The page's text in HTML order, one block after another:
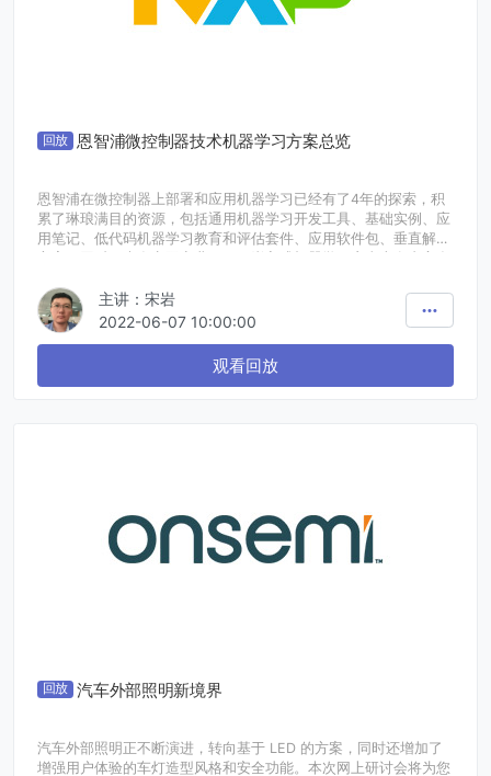
回放 恩智浦微控制器技术机器学习方案总览
恩智浦在微控制器上部署和应用机器学习已经有了4年的探索，积
累了琳琅满目的资源，包括通用机器学习开发工具、基础实例、应
用笔记、低代码机器学习教育和评估套件、应用软件包、垂直解决
理，使大家能更快捷高效地选择和使用合适的开发资源，使自己基
于恩智浦的嵌入式机器学习项目事半功倍。
主讲：宋岩
2022-06-07 10:00:00
观看回放
回放 汽车外部照明新境界
汽车外部照明正不断演进，转向基于 LED 的方案，同时还增加了
增强用户体验的车灯造型风格和安全功能。本次网上研讨会将为您